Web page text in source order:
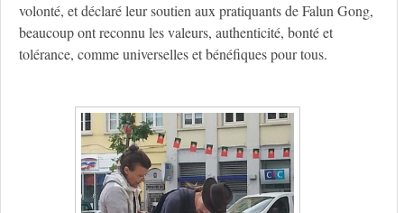
volonté, et déclaré leur soutien aux pratiquants de Falun Gong,
beaucoup ont reconnu les valeurs, authenticité, bonté et
tolérance, comme universelles et bénéfiques pour tous.